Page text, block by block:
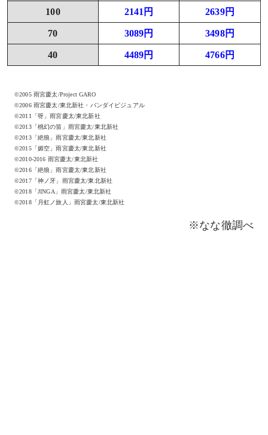
100 2141円 2639円
70 3089円 3498円
40 4489円 4766円
©2005 雨宮慶太/Project GARO
©2006 雨宮慶太/東北新社・バンダイビジュアル
©2011「呀」雨宮慶太/東北新社
©2013「桃幻の笛」雨宮慶太/東北新社
©2013「絶狼」雨宮慶太/東北新社
©2015「媚空」雨宮慶太/東北新社
©2010-2016 雨宮慶太/東北新社
©2016「絶狼」雨宮慶太/東北新社
©2017「神ノ牙」雨宮慶太/東北新社
©2018「JINGA」雨宮慶太/東北新社
©2018「月虹ノ旅人」雨宮慶太/東北新社
※なな徹調べ